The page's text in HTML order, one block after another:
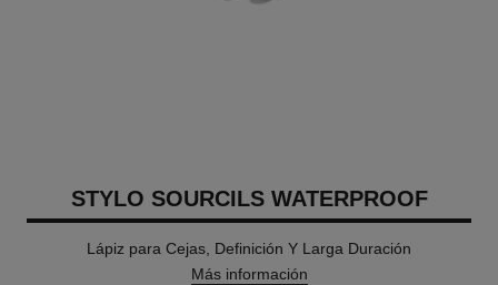
STYLO SOURCILS WATERPROOF
Lápiz para Cejas, Definición Y Larga Duración
Más información